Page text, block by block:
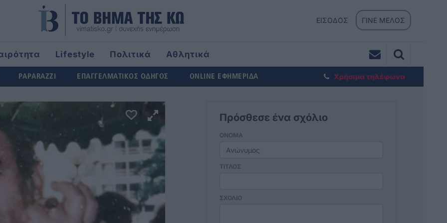
ΕΙΣΟΔΟΣ ΓΙΝΕ ΜΕΛΟΣ
Lifestyle Πολιτικά
Αθλητικά
PAPARAZZI ΕΠΑΓΓΕΛΜΑΤΙΚΟΣ ΟΔΗΓΟΣ ONLINE ΕΦΗΜΕΡΙΔΑ Χρήσιμα τηλέφωνα
Πρόσθεσε ένα σχόλιο
ΟΝΟΜΑ
ΤΙΤΛΟΣ
ΣΧΟΛΙΟ